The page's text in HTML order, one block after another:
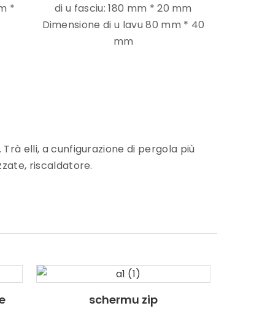
*
di u fasciu: 180 mm * 20 mm
Dimensione di u lavu 80 mm * 40
mm
elli, a cunfigurazione di pergola più
riscaldatore.
schermu zip